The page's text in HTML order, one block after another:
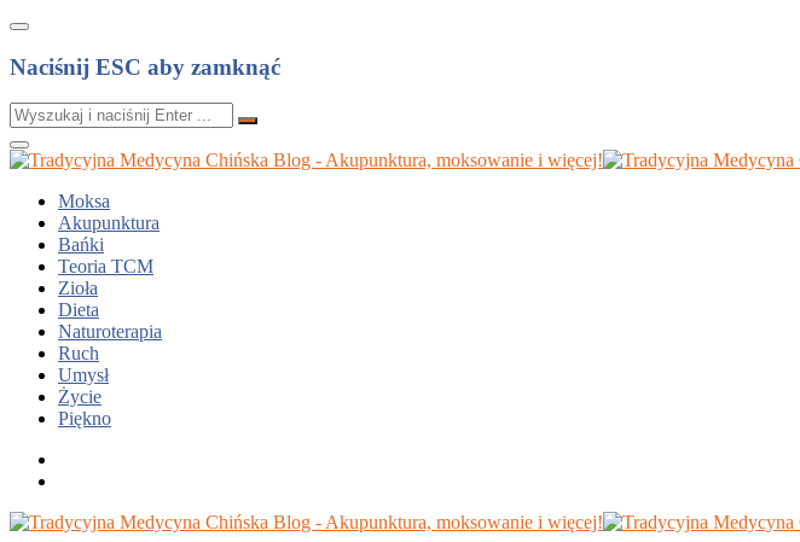
Naciśnij ESC aby zamknąć
Moksa
Akupunktura
Bańki
Teoria TCM
Zioła
Dieta
Naturoterapia
Ruch
Umysł
Życie
Piękno